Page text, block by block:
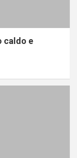
caldo e